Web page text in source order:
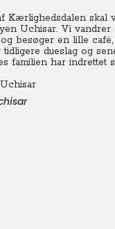
Kærlighedsdalen skal
Uchisar. Vi vandrer
besøger en lille
dueslag og
familien har indrettet